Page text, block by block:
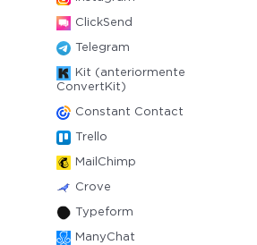
ClickSend
Telegram
Kit (anteriormente
ConvertKit)
Constant Contact
Trello
MailChimp
Crove
Typeform
ManyChat